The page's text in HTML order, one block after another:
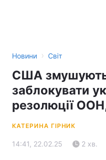
Новини › Світ
США змушують
заблокувати
резолюції
КАТЕРИНА ГІРНИК
14:41, 22.02.25 2 хв.